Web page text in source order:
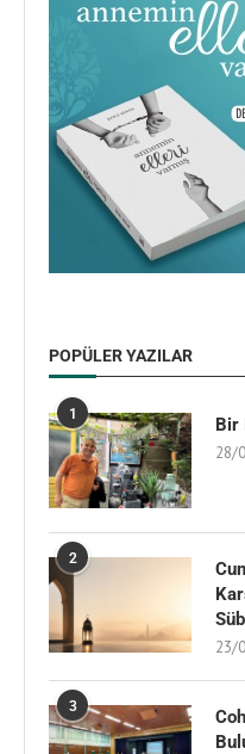
POPÜLER YAZILAR
1 Bir
28/
2
23/
3